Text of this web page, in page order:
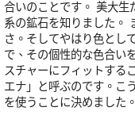
合いのことです。 美大生
系の鉱石を知りました。
さ。そしてやはり色とし
で、その個性的な色合い
スチャーにフィットする
エナ」と呼ぶのです。こ
を使うことに決めました。